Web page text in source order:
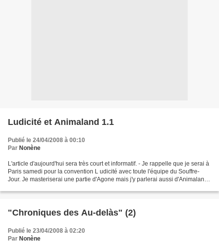
Ludicité et Animaland 1.1
Publié le 24/04/2008 à 00:10
Par Nonène
L'article d'aujourd'hui sera très court et informatif. - Je rappelle que je serai à
Paris samedi pour la convention L udicité avec toute l'équipe du Souffre-
Jour. Je masteriserai une partie d'Agone mais j'y parlerai aussi d'Animaland.
"Chroniques des Au-delàs" (2)
Publié le 23/04/2008 à 02:20
Par Nonène